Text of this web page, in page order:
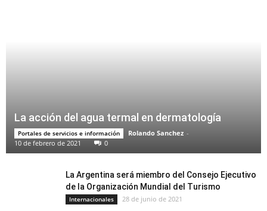
La acción del agua termal en dermatología
Portales de servicios e información Rolando Sanchez -
10 de febrero de 2021
0
La Argentina será miembro del Consejo Ejecutivo
de la Organización Mundial del Turismo
Internacionales 28 de junio de 2021